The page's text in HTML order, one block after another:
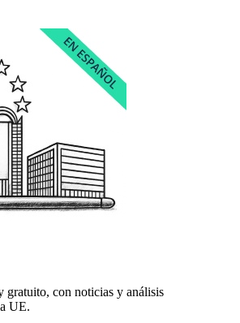
gratuito, con noticias y análisis
UE.